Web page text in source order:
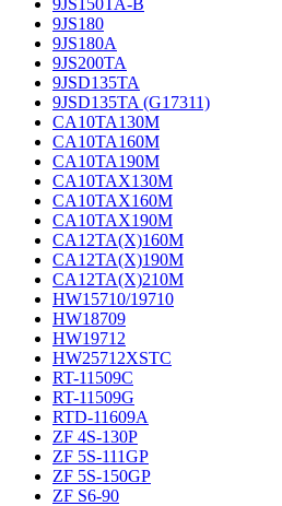
9JS150TA-B
9JS180
9JS180A
9JS200TA
9JSD135TA
9JSD135TA (G17311)
CA10TA130M
CA10TA160M
CA10TA190M
CA10TAX130M
CA10TAX160M
CA10TAX190M
CA12TA(X)160M
CA12TA(X)190M
CA12TA(X)210M
HW15710/19710
HW18709
HW19712
HW25712XSTC
RT-11509C
RT-11509G
RTD-11609A
ZF 4S-130P
ZF 5S-111GP
ZF 5S-150GP
ZF S6-90